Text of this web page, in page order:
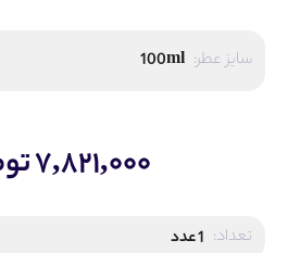
سایز عطر: 100ml
۷,۸۲۱,۰۰۰ تومان
تعداد: 1 عدد